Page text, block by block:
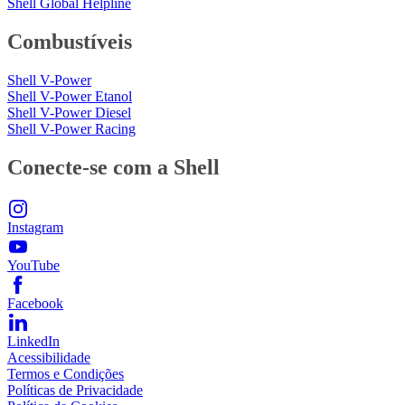
Shell Global Helpline
Combustíveis
Shell V-Power
Shell V-Power Etanol
Shell V-Power Diesel
Shell V-Power Racing
Conecte-se com a Shell
Instagram
YouTube
Facebook
LinkedIn
Acessibilidade
Termos e Condições
Políticas de Privacidade